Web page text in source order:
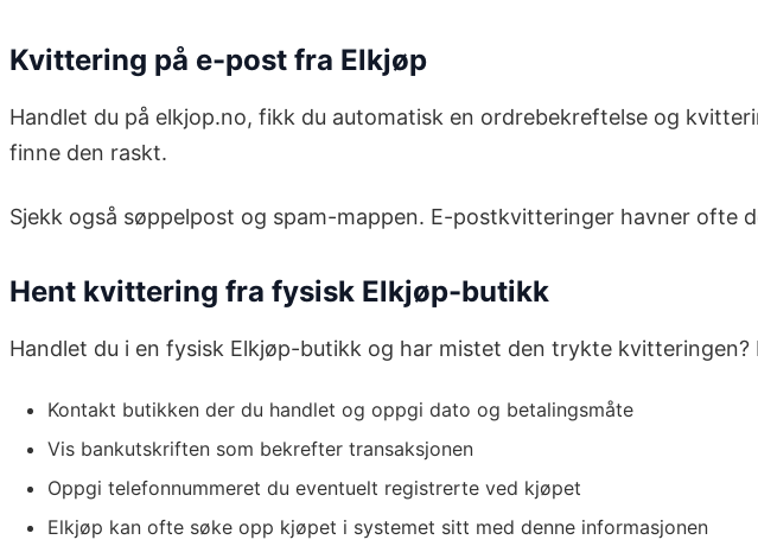
Kvittering på e-post fra Elkjøp
Handlet du på elkjop.no, fikk du automatisk en ordrebekreftelse og
finne den raskt.
Sjekk også søppelpost og spam-mappen. E-postkvitteringer havner ofte
Hent kvittering fra fysisk Elkjøp-butikk
Handlet du i en fysisk Elkjøp-butikk og har mistet den trykte
Kontakt butikken der du handlet og oppgi dato og betalingsmåte
Vis bankutskriften som bekrefter transaksjonen
Oppgi telefonnummeret du eventuelt registrerte ved kjøpet
Elkjøp kan ofte søke opp kjøpet i systemet sitt med denne informasjonen